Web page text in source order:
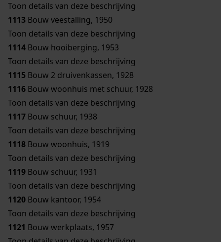
Toon details van deze beschrijving
1113 Bouw veestalling, 1950
Toon details van deze beschrijving
1114 Bouw hooiberging, 1953
Toon details van deze beschrijving
1115 Bouw 2 druivenkassen, 1928
1116 Bouw woonhuis met schuur, 1928
Toon details van deze beschrijving
1117 Bouw schuur, 1938
Toon details van deze beschrijving
1118 Bouw woonhuis, 1919
Toon details van deze beschrijving
1119 Bouw schuur, 1931
Toon details van deze beschrijving
1120 Bouw kantoor, 1954
Toon details van deze beschrijving
1121 Bouw werkplaats, 1957